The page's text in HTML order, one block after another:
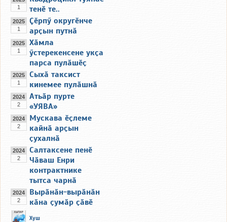
1
тенӗ те..
2025
1
Ҫӗрпӳ округӗнче
арҫын путнӑ
2025
1
Хӑмла
ӳстерекенсене укҫа
парса пулӑшӗҫ
2025
1
Сыхӑ таксист
кинемее пулӑшнӑ
2024
2
Атьӑр пурте
«УЯВА»
2024
2
Мускава ӗҫлеме
кайнӑ арҫын
ҫухалнӑ
2024
2
Салтаксене пенӗ
Чӑваш Енри
контрактнике
тытса чарнӑ
2024
2
Вырӑнӑн-вырӑнӑн
кӑна ҫумӑр ҫӑвӗ
Хуш